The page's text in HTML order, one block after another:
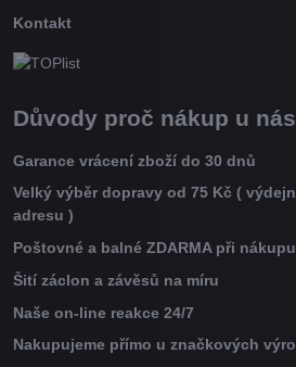
Kontakt
Důvody proč nákup u nás
Garance vrácení zboží do 30 dnů
Velký výběr dopravy od 75 Kč (
adresu )
Poštovné a balné ZDARMA při
Šití záclon a závěsů na míru
Naše on-line reakce 24/7
Nakupujeme přímo u značkových